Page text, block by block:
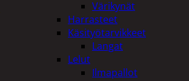
Värikynät
Harrasteet
Käsityötarvikkeet
Langat
Lelut
Ilmapallot